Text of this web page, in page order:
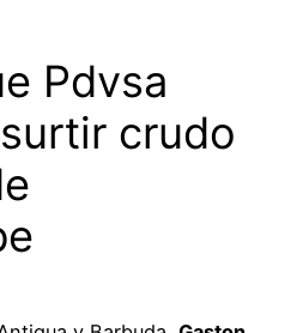
Pdvsa
crudo